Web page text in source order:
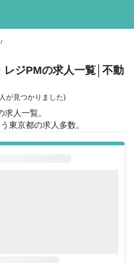
/
レジPMの求人一覧 │不動
が見つかりました)
人一覧。
東京都の求人多数。